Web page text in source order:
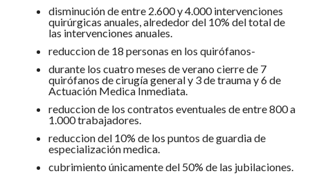
disminución de entre 2.600 y 4.000 intervenciones
quirúrgicas anuales, alrededor del 10% del total de
las intervenciones anuales.
reduccion de 18 personas en los quirófanos-
durante los cuatro meses de verano cierre de 7
quirófanos de cirugía general y 3 de trauma y 6 de
Actuación Medica Inmediata.
reduccion de los contratos eventuales de entre 800 a
1.000 trabajadores.
reduccion del 10% de los puntos de guardia de
especialización medica.
cubrimiento únicamente del 50% de las jubilaciones.